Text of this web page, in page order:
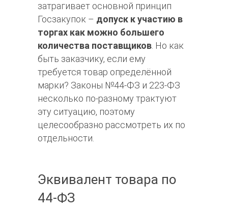
затрагивает основной принцип
Госзакупок – допуск к участию в
торгах как можно большего
количества поставщиков. Но как
быть заказчику, если ему
требуется товар определённой
марки? Законы №44-ФЗ и 223-ФЗ
несколько по-разному трактуют
эту ситуацию, поэтому
целесообразно рассмотреть их по
отдельности.
Эквивалент товара по
44-ФЗ